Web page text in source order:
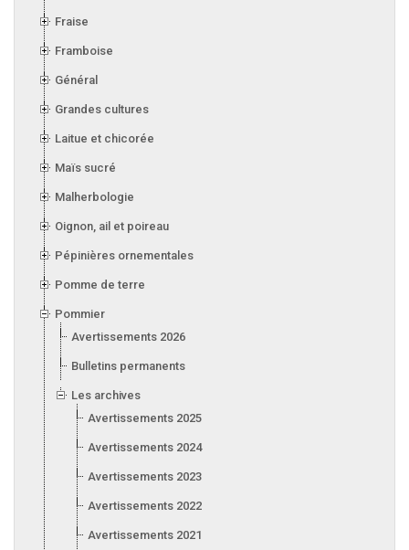
Fraise
Framboise
Général
Grandes cultures
Laitue et chicorée
Maïs sucré
Malherbologie
Oignon, ail et poireau
Pépinières ornementales
Pomme de terre
Pommier
Avertissements 2026
Bulletins permanents
Les archives
Avertissements 2025
Avertissements 2024
Avertissements 2023
Avertissements 2022
Avertissements 2021